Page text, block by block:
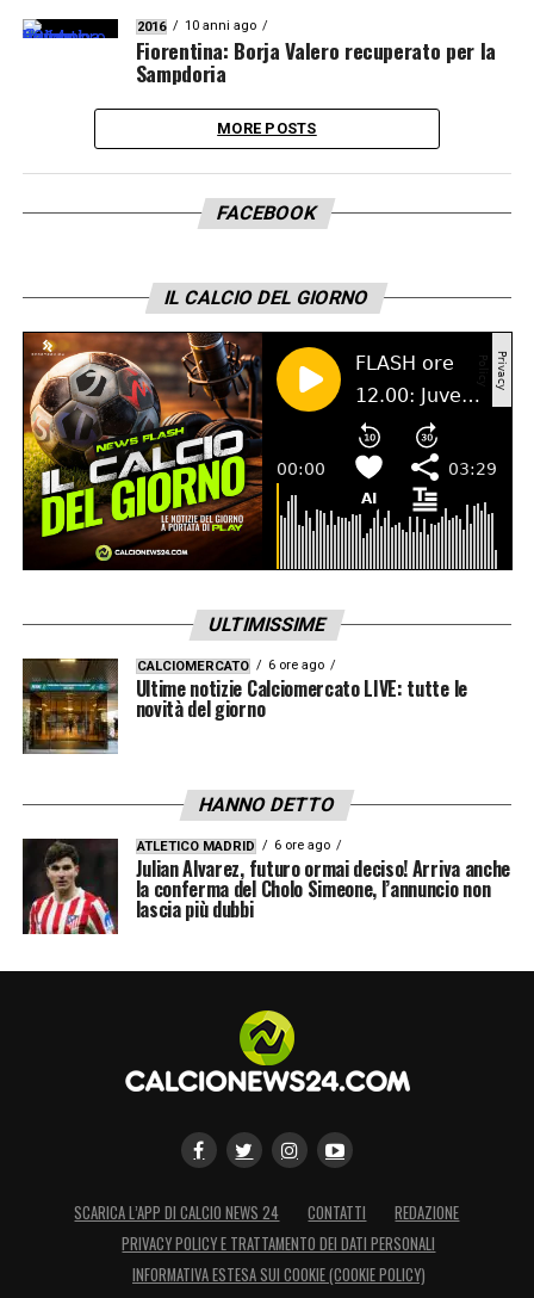
2016 10 anni ago
Fiorentina: Borja Valero recuperato per la
Sampdoria
MORE POSTS
FACEBOOK
IL CALCIO DEL GIORNO
ULTIMISSIME
CALCIOMERCATO 6 ore ago
Ultime notizie Calciomercato LIVE: tutte le
novità del giorno
HANNO DETTO
ATLETICO MADRID 6 ore ago
Julian Alvarez, futuro ormai deciso! Arriva anche
la conferma del Cholo Simeone, l’annuncio non
lascia più dubbi
SCARICA L’APP DI CALCIO NEWS 24 CONTATTI
REDAZIONE
PRIVACY POLICY E TRATTAMENTO DEI DATI PERSONALI
INFORMATIVA ESTESA SUI COOKIE (COOKIE POLICY)